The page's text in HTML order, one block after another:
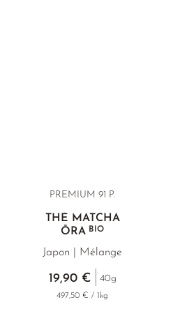
PREMIUM 91 P.
THÉ MATCHA
ŌRA BIO
Japon | Mélange
19,90 € 40g
497,50 € / 1kg